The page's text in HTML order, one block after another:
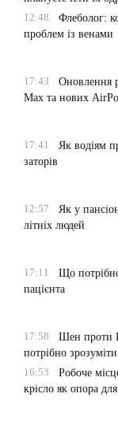
12:48
Флеболог:
проблем із венами
17:43
Оновлення
Max та нових
17:41
Як водіям
заторів
12:57
Як у
літніх людей
17:11
Що
пацієнта
17:58
Шен проти
потрібно
16:53
Робоче
крісло як опора